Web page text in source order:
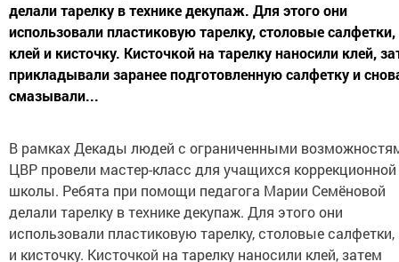
делали тарелку в технике декупаж. Для этого они
использовали пластиковую тарелку, столовые салфетки,
клей и кисточку. Кисточкой на тарелку наносили клей,
прикладывали заранее подготовленную салфетку и
смазывали...
В рамках Декады людей с ограниченными
ЦВР провели мастер-класс для учащихся коррекционной
школы. Ребята при помощи педагога Марии Семёновой
делали тарелку в технике декупаж. Для этого они
использовали пластиковую тарелку, столовые салфетки,
и кисточку. Кисточкой на тарелку наносили клей, затем